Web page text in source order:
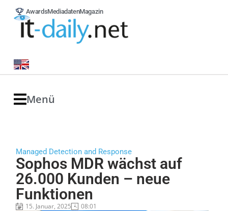
AwardsMediadatenMagazin
Menü
Managed Detection and Response
Sophos MDR wächst auf
26.000 Kunden – neue
Funktionen
15. Januar, 2025 08:01